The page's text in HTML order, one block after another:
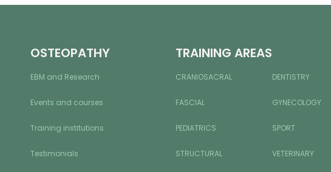
OSTEOPATHY
EBM and Research
Events and courses
Training institutions
Testimonials
TRAINING AREAS
CRANIOSACRAL DENTISTRY
FASCIAL GYNECOLOGY
PEDIATRICS SPORT
STRUCTURAL VETERINARY